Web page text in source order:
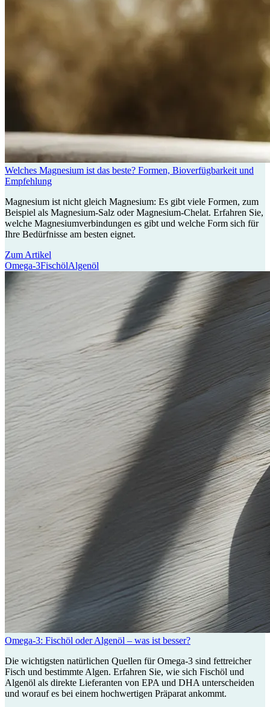
Welches Magnesium ist das beste? Formen, Bioverfügbarkeit und
Empfehlung
Magnesium ist nicht gleich Magnesium: Es gibt viele Formen, zum
Beispiel als Magnesium-Salz oder Magnesium-Chelat. Erfahren Sie,
welche Magnesiumverbindungen es gibt und welche Form sich für
Ihre Bedürfnisse am besten eignet.
Zum Artikel
Omega-3FischölAlgenöl
Omega-3: Fischöl oder Algenöl – was ist besser?
Die wichtigsten natürlichen Quellen für Omega-3 sind fettreicher
Fisch und bestimmte Algen. Erfahren Sie, wie sich Fischöl und
Algenöl als direkte Lieferanten von EPA und DHA unterscheiden
und worauf es bei einem hochwertigen Präparat ankommt.